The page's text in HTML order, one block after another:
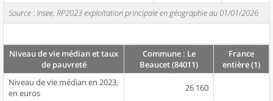
Source : Insee, RP2023 exploitation principale en géographie au 01/01/2026
Niveau de vie médian et taux
de pauvreté
Commune : Le
Beaucet (84011)
France
entière (1)
Niveau de vie médian en 2023,
en euros
26 160